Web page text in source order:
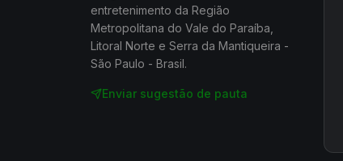
entretenimento da Região
Metropolitana do Vale do Paraíba,
Litoral Norte e Serra da Mantiqueira -
São Paulo - Brasil.
Enviar sugestão de pauta